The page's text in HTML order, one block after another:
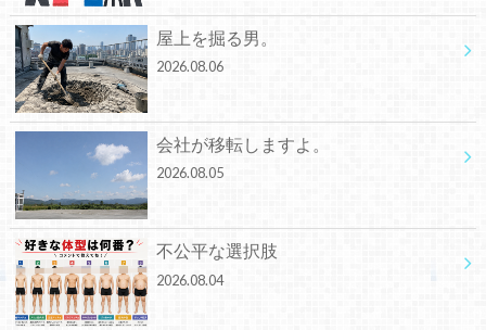
屋上を掘る男。
2026.08.06
会社が移転しますよ。
2026.08.05
不公平な選択肢
2026.08.04